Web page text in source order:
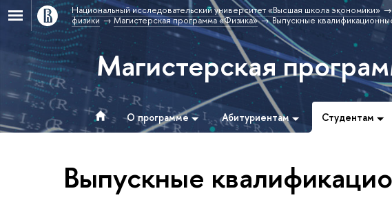
Национальный исследовательский университет «Высшая школа экономики»
физики
Магистерская программа «Физика» Выпускные
Магистерская
О программе Абитуриентам Студентам
Выпускные